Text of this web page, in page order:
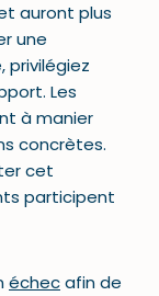
auront plus
une
privilégiez
Les
à manier
concrètes.
cet
participent
échecafin de